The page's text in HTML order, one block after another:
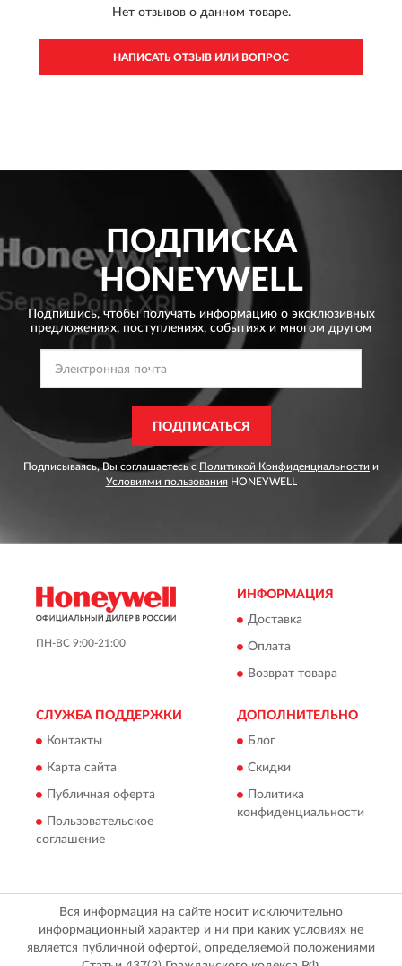
Нет отзывов о данном товаре.
НАПИСАТЬ ОТЗЫВ ИЛИ ВОПРОС
ПОДПИСКА
HONEYWELL
Подпишись, чтобы получать информацию о эксклюзивных
предложениях, поступлениях, событиях и многом другом
ПОДПИСАТЬСЯ
Подписываясь, Вы соглашаетесь с Политикой Конфиденциальности и
Условиями пользованияHONEYWELL
ПН-ВС 9:00-21:00
ИНФОРМАЦИЯ
Доставка
Оплата
Возврат товара
СЛУЖБА ПОДДЕРЖКИ
Контакты
Карта сайта
Публичная оферта
Пользовательское
соглашение
ДОПОЛНИТЕЛЬНО
Блог
Скидки
Политика
конфиденциальности
Вся информация на сайте носит исключительно
информационный характер и ни при каких условиях не
является публичной офертой, определяемой положениями